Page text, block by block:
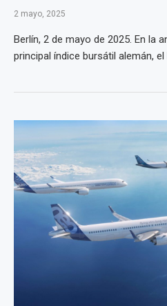
2 mayo, 2025
Berlín, 2 de mayo de 2025. En la
principal índice bursátil alemán, el